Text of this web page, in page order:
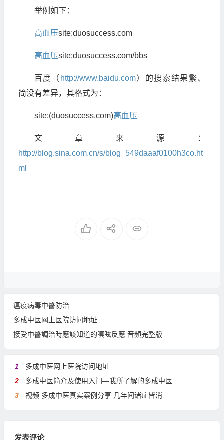
举例如下：
高血压site:duosuccess.com
高血压site:duosuccess.com/bbs
百度（ http://www.baidu.com）的搜索结果繁、
简没有差异，其格式为：
site:(duosuccess.com)高血压
文章来源：
http://blog.sina.com.cn/s/blog_549daaaf0100h3co.ht
ml
瘟疫病毒中醫防治
多成中医网上医院访问地址
接受中醫調治時應該知道的瞑眩反應 音頻完整版
1
多成中医网上医院访问地址
2
多成中医简介及使用入门—我所了解的多成中医
3
视频 多成中医真实案例分享 几年间诸症皆消
发表评论